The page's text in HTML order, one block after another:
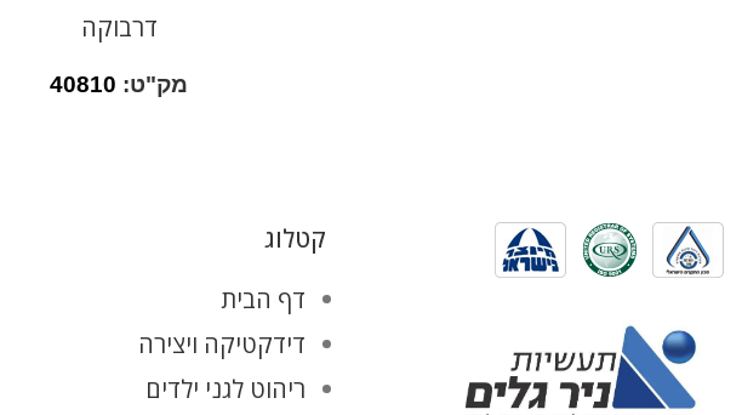
דרבוקה
מק"ט: 40810
קטלוג
דף הבית
דידקטיקה ויצירה
ריהוט לגני ילדים